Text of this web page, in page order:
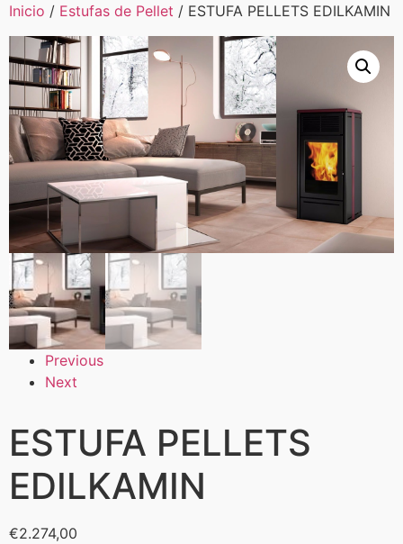
Inicio / Estufas de Pellet / ESTUFA PELLETS EDILKAMIN
Previous
Next
ESTUFA PELLETS
EDILKAMIN
€2.274,00